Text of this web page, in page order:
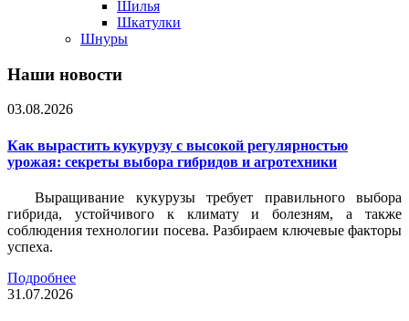
Шилья
Шкатулки
Шнуры
Наши новости
03.08.2026
Как вырастить кукурузу с высокой регулярностью
урожая: секреты выбора гибридов и агротехники
Выращивание кукурузы требует правильного выбора
гибрида, устойчивого к климату и болезням, а также
соблюдения технологии посева. Разбираем ключевые факторы
успеха.
Подробнее
31.07.2026